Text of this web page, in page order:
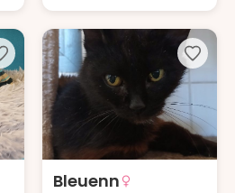
Bleuenn